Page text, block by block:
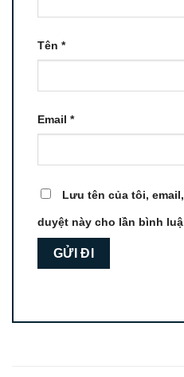
Tên *
Email *
Lưu tên của tôi,
duyệt này cho lần bình